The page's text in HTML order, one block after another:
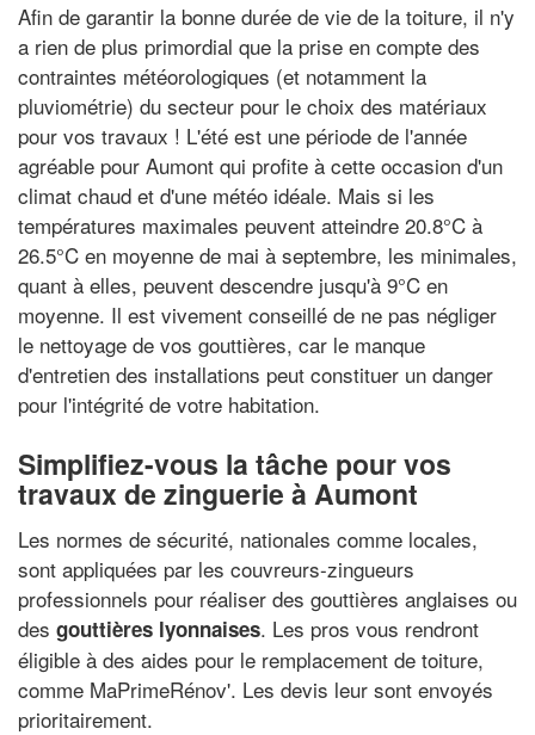
Afin de garantir la bonne durée de vie de la toiture, il n'y
a rien de plus primordial que la prise en compte des
contraintes météorologiques (et notamment la
pluviométrie) du secteur pour le choix des matériaux
pour vos travaux ! L'été est une période de l'année
agréable pour Aumont qui profite à cette occasion d'un
climat chaud et d'une météo idéale. Mais si les
températures maximales peuvent atteindre 20.8°C à
26.5°C en moyenne de mai à septembre, les minimales,
quant à elles, peuvent descendre jusqu'à 9°C en
moyenne. Il est vivement conseillé de ne pas négliger
le nettoyage de vos gouttières, car le manque
d'entretien des installations peut constituer un danger
pour l'intégrité de votre habitation.
Simplifiez-vous la tâche pour vos
travaux de zinguerie à Aumont
Les normes de sécurité, nationales comme locales,
sont appliquées par les couvreurs-zingueurs
professionnels pour réaliser des gouttières anglaises ou
des gouttières lyonnaises. Les pros vous rendront
éligible à des aides pour le remplacement de toiture,
comme MaPrimeRénov'. Les devis leur sont envoyés
prioritairement.